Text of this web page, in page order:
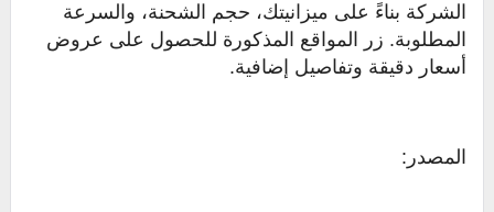
الشركة بناءً على ميزانيتك، حجم الشحنة، والسرعة
المطلوبة. زر المواقع المذكورة للحصول على عروض
أسعار دقيقة وتفاصيل إضافية.
المصدر: